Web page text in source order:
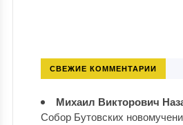
СВЕЖИЕ КОММЕНТАРИИ
Михаил Викторович
Собор Бутовских